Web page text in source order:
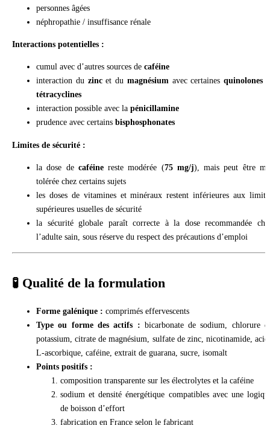
personnes âgées
néphropathie / insuffisance rénale
Interactions potentielles :
cumul avec d’autres sources de caféine
interaction du zincet du magnésiumavec certainesquinolones
tétracyclines
interaction possible avec la pénicillamine
prudence avec certains bisphosphonates
Limites de sécurité :
la dose de caféinereste modérée (75 mg/j), mais peut être
tolérée chez certains sujets
les doses de vitamines et minéraux restent inférieures aux
supérieures usuelles de sécurité
la sécurité globale paraît correcte à la dose recommandée
l’adulte sain, sous réserve du respect des précautions d’emploi
🧪 Qualité de la formulation
Forme galénique : comprimés effervescents
Type ou forme des actifs : bicarbonate de sodium, chlorure
potassium, citrate de magnésium, sulfate de zinc, nicotinamide,
L-ascorbique, caféine, extrait de guarana, sucre, isomalt
Points positifs :
composition transparente sur les électrolytes et la caféine
sodium et densité énergétique compatibles avec une
de boisson d’effort
fabrication en France selon le fabricant